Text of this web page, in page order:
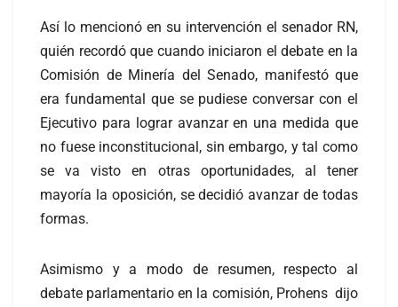
Así lo mencionó en su intervención el senador RN,
quién recordó que cuando iniciaron el debate en la
Comisión de Minería del Senado, manifestó que
era fundamental que se pudiese conversar con el
Ejecutivo para lograr avanzar en una medida que
no fuese inconstitucional, sin embargo, y tal como
se va visto en otras oportunidades, al tener
mayoría la oposición, se decidió avanzar de todas
formas.
Asimismo y a modo de resumen, respecto al
debate parlamentario en la comisión, Prohens dijo